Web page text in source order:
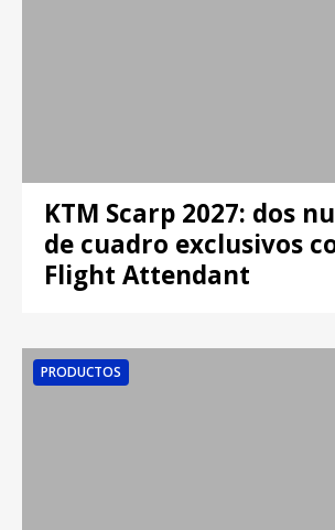
KTM Scarp 2027: dos
de cuadro exclusivos
Flight Attendant
PRODUCTOS